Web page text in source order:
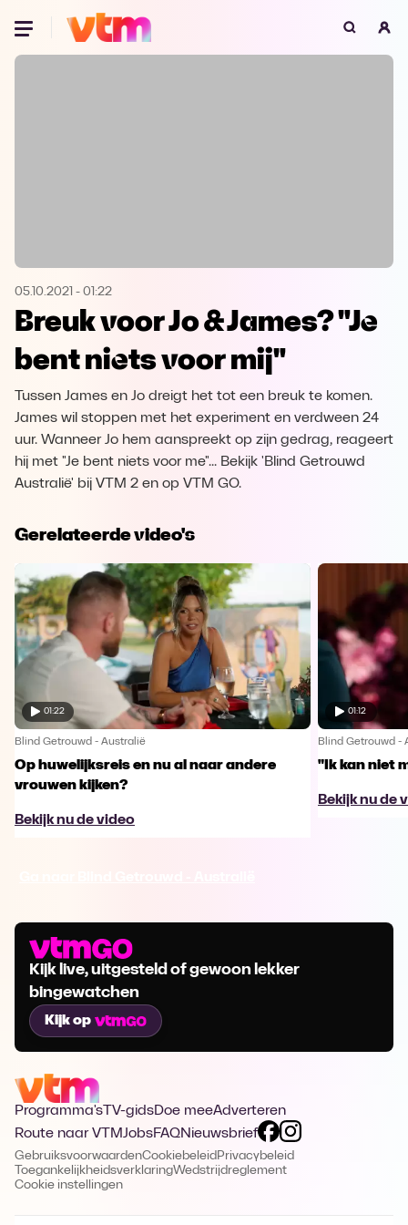
Oeps, browser niet ondersteund
Microsoft Edge Download
Opera
05.10.2021 - 01:22
Breuk voor Jo & James? "Je
bent niets voor mij"
Tussen James en Jo dreigt het tot een breuk te komen.
James wil stoppen met het experiment en verdween 24
uur. Wanneer Jo hem aanspreekt op zijn gedrag, reageert
hij met "Je bent niets voor me"... Bekijk 'Blind Getrouwd
Australië' bij VTM 2 en op VTM GO.
Gerelateerde video's
01:22
Blind Getrouwd - Australië
Op huwelijksreis en nu al naar andere
vrouwen kijken?
Bekijk nu de video
01:12
Blind Getrouwd -
"Ik kan niet
Bekijk nu de
Kijk live, uitgesteld of gewoon lekker
bingewatchen
Kijk op
Programma's TV-gidsDoe meeAdverteren
Route naar VTMJobsFAQNieuwsbrief
GebruiksvoorwaardenCookiebeleid Privacybeleid
ToegankelijkheidsverklaringWedstrijdreglement
Cookie instellingen